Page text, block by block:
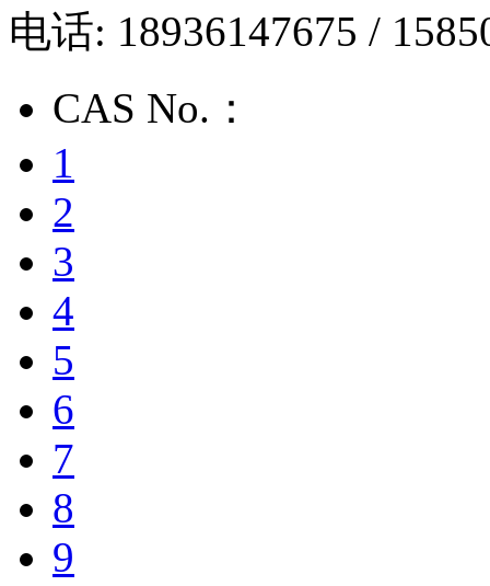
电话: 18936147675 /
CAS No.：
1
2
3
4
5
6
7
8
9